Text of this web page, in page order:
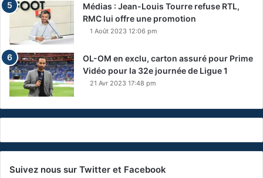
Médias : Jean-Louis Tourre refuse RTL,
RMC lui offre une promotion
1 Août 2023 12:06 pm
OL-OM en exclu, carton assuré pour Prime
Vidéo pour la 32e journée de Ligue 1
21 Avr 2023 17:48 pm
Suivez nous sur Twitter et Facebook